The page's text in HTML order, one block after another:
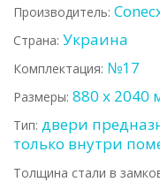
Производитель:
Страна: Украина
Комплектация: №17
Размеры: 880 х 2040
Тип: двери
только внутри
Толщина стали в